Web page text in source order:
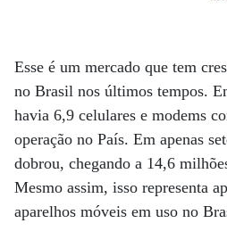
Esse é um mercado que tem
no Brasil nos últimos tempos.
havia 6,9 celulares e modems
operação no País. Em apenas
dobrou, chegando a 14,6
Mesmo assim, isso representa
aparelhos móveis em uso no